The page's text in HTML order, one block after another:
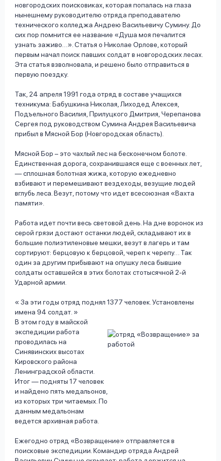
новгородских поисковиках, которая попалась на глаза
нынешнему руководителю отряда преподавателю
технического колледжа Андрею Васильевичу Сумину. До
сих пор помнится ее название «Душа моя печалится
узнать заживо…». Статья о Николае Орлове, который
первым начал поиск павших солдат в новгородских лесах.
Эта статья взволновала, и решено было отправиться в
первую поездку.
Так, 24 апреля 1991 года отряд в составе учащихся
техникума: Бабушкина Николая, Лиходед Алексея,
Подъельного Василия, Прилуцкого Дмитрия, Черепанова
Сергея под руководством Сумина Андрея Васильевича
прибыл в Мясной Бор (Новгородская область).
Мясной Бор – это чахлый лес на бесконечном болоте.
Единственная дорога, сохранившаяся еще с военных лет,
— сплошная болотная жижа, которую ежедневно
взбивают и перемешивают вездеходы, везущие людей
вглубь леса. Везут, потому что идет всесоюзная «Вахта
памяти».
Работа идет почти весь световой день. На дне воронок из
серой грязи достают останки людей, складывают их в
большие полиэтиленовые мешки, везут в лагерь и там
сортируют: берцовую к берцовой, череп к черепу… Так
один за другим прибывают на опушку леса бывшие
солдаты оставшейся в этих болотах стотысячной 2-й
Ударной армии.
За эти годы отряд поднял 1377 человек. Установлены
имена 94 солдат.
В этом году в майской
экспедиции работа
проводилась на
Синявинских высотах
Кировского района
Ленинградской области.
Итог — подняты 17 человек
и найдено пять медальонов,
из которых три читаемых. По
данным медальонам
ведется архивная работа.
Ежегодно отряд «Возвращение» отправляется в
поисковые экспедиции. Командир отряда Андрей